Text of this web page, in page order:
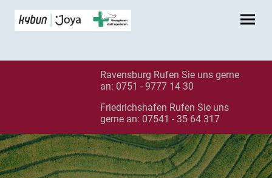
Ravensburg Rufen Sie uns gerne
an: 0751 - 9777 14 30
Friedrichshafen Rufen Sie uns
gerne an: 07541 - 35 64 317